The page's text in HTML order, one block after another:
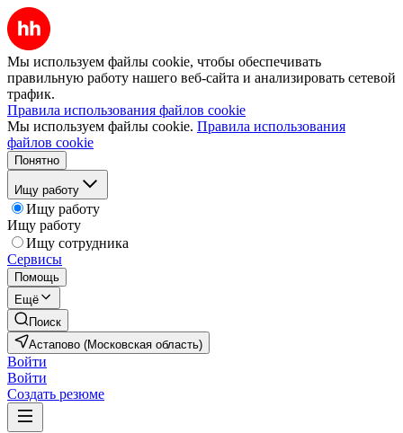
Мы используем файлы cookie, чтобы обеспечивать
правильную работу нашего веб-сайта и анализировать сетевой
трафик.
Правила использования файлов cookie
Мы используем файлы cookie. Правила использования
файлов cookie
Понятно
Ищу работу
Ищу работу
Ищу работу
Ищу сотрудника
Сервисы
Помощь
Ещё
Поиск
Астапово (Московская область)
Войти
Войти
Создать резюме